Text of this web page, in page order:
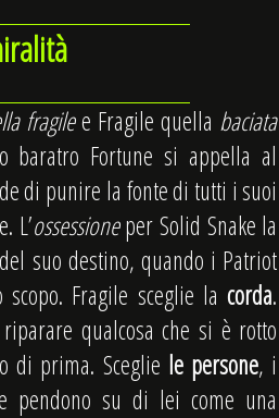
fragilee Fragile quella baciata
baratro Fortune si appella al
di punire la fonte di tutti i suoi
L’ossessioneper Solid Snake la
suo destino, quando i Patriot
Fragile sceglie lacorda.
qualcosa che si è rotto
di prima. Sceglie le persone, i
pendono su di lei come una